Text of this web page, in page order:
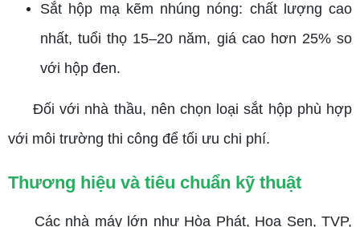
Sắt hộp mạ kẽm nhúng nóng: chất lượng cao
nhất, tuổi thọ 15–20 năm, giá cao hơn 25% so
với hộp đen.
Đối với nhà thầu, nên chọn loại sắt hộp phù hợp
với môi trường thi công để tối ưu chi phí.
Thương hiệu và tiêu chuẩn kỹ thuật
Các nhà máy lớn như Hòa Phát, Hoa Sen, TVP,